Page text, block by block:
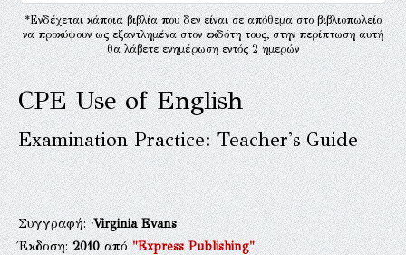
*Ενδέχεται κάποια βιβλία που δεν είναι σε απόθεμα στο βιβλιοπωλείο
να προκύψουν ως εξαντλημένα στον εκδότη τους, στην περίπτωση αυτή
θα λάβετε ενημέρωση εντός 2 ημερών
CPE Use of English
Examination Practice: Teacher's Guide
Συγγραφή:·Virginia Evans
Έκδοση:2010από"Express Publishing"